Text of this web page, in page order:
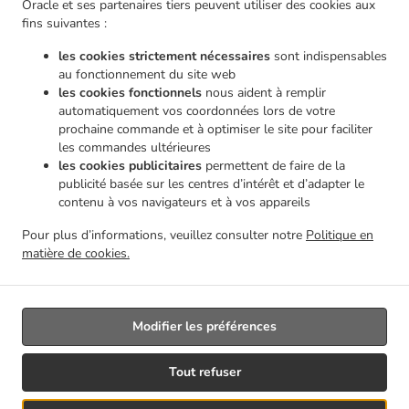
Oracle et ses partenaires tiers peuvent utiliser des cookies aux
fins suivantes :
les cookies strictement nécessaires sont indispensables
au fonctionnement du site web
les cookies fonctionnels nous aident à remplir
automatiquement vos coordonnées lors de votre
prochaine commande et à optimiser le site pour faciliter
les commandes ultérieures
les cookies publicitaires permettent de faire de la
publicité basée sur les centres d’intérêt et d’adapter le
contenu à vos navigateurs et à vos appareils
Pour plus d’informations, veuillez consulter notre Politique en
matière de cookies.
Tout refuser
Modifier les préférences
livraison Châtelineau . Pizza Service de livraison Les Bons Villers Wayaux . Pizza Service de
Villers Thiméon . Pizza Service de livraison Les Bons Villers Heppignies . Pizza Service de
livraison Les Bons Villers Mellet . Pizza Service de livraison Les Bons Villers
de livraison Gerpinnes Loverval
Pizza Service de livraison Gerpinnes Acoz
de livraison Gerpinnes
Pizza Service de livraison Farciennes Fleurus . Pizza Service de
livraison Farciennes Pironchamps . Pizza Service de livraison Farciennes Châtelineau
Service de livraison Farciennes . Pizza Service de livraison Fontaine-l'Évêque Fontaine-
Pizza Service de livraison Fontaine-l'Évêque Leernes
Pizza Service de livraison
Service de livraison Thuin Gozée
. Pizza Service de livraison Thuin . Pizza Service de
Livraison de nourriture à emporter
Géré par:
Créateur du site | DRJ Digital Company | contact@drjdigitalcompany.be